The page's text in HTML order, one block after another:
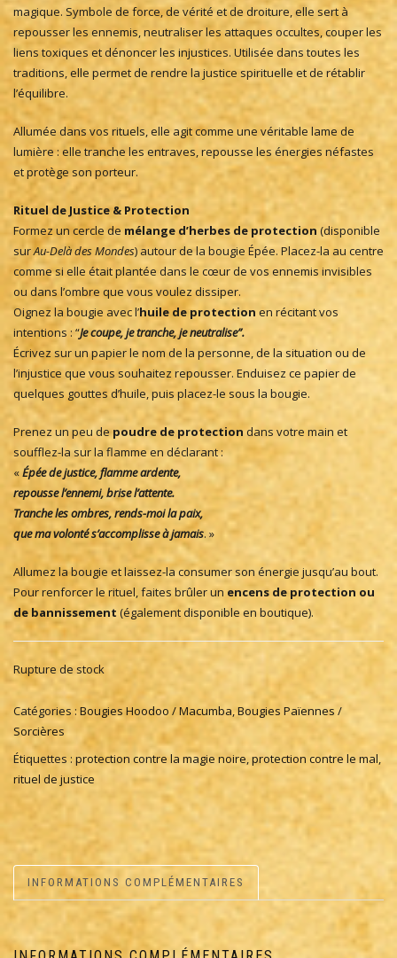
magique. Symbole de force, de vérité et de droiture, elle sert à
repousser les ennemis, neutraliser les attaques occultes, couper les
liens toxiques et dénoncer les injustices. Utilisée dans toutes les
traditions, elle permet de rendre la justice spirituelle et de rétablir
l’équilibre.
Allumée dans vos rituels, elle agit comme une véritable lame de
lumière : elle tranche les entraves, repousse les énergies néfastes
et protège son porteur.
Rituel de Justice & Protection
Formez un cercle demélange d’herbes de protection (disponible
surAu-Delà des Mondes) autour de la bougie Épée. Placez-la au centre
comme si elle était plantée dans le cœur de vos ennemis invisibles
ou dans l’ombre que vous voulez dissiper.
Oignez la bougie avec l’huile de protection en récitant vos
intentions : “Je coupe, je tranche, je neutralise”.
Écrivez sur un papier le nom de la personne, de la situation ou de
l’injustice que vous souhaitez repousser. Enduisez ce papier de
quelques gouttes d’huile, puis placez-le sous la bougie.
Prenez un peu depoudre de protectiondans votre main et
soufflez-la sur la flamme en déclarant :
«Épée de justice, flamme ardente,
repousse l’ennemi, brise l’attente.
Tranche les ombres, rends-moi la paix,
que ma volonté s’accomplisse à jamais. »
Allumez la bougie et laissez-la consumer son énergie jusqu’au bout.
Pour renforcer le rituel, faites brûler un encens de protection ou
de bannissement (également disponible en boutique).
Rupture de stock
Catégories :Bougies Hoodoo / Macumba,Bougies Païennes /
Sorcières
Étiquettes : protection contre la magie noire,protection contre le mal,
rituel de justice
INFORMATIONS COMPLÉMENTAIRES